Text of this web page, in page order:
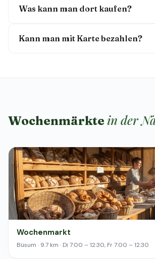
Was kann man dort kaufen?
Kann man mit Karte bezahlen?
Wochenmärkte in der
Wochenmarkt
Büsum · 9.7 km · Di 7:00 – 12:30, Fr 7:00 – 12:30